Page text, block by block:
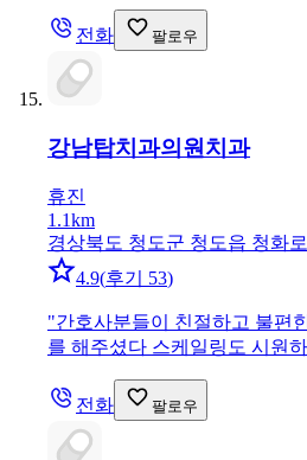
전화 팔로우
강남탑치과의원 치과
휴진
1.1km
경상북도 청도군 청도읍 청화
4.9(후기 53)
"간호사분들이 친절하고 불편
를 해주셨다 스케일링도 시원
전화 팔로우